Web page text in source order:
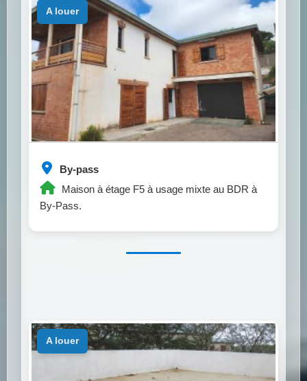
By-pass
Maison à étage F5 à usage mixte au BDR à
By-Pass.
a louer
a louer